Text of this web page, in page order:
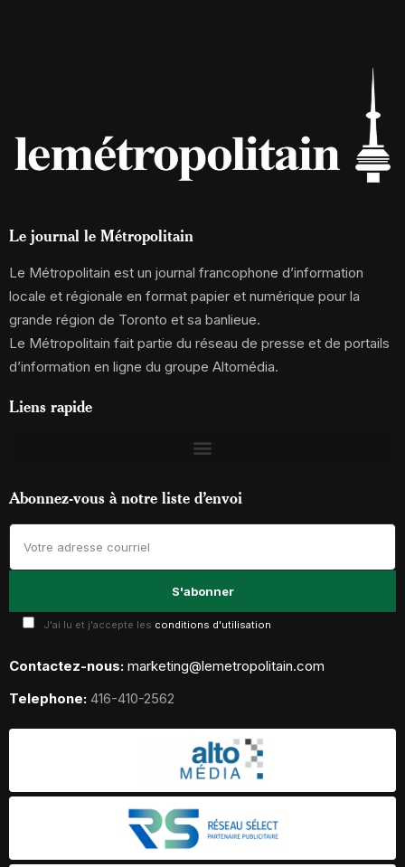
Le journal le Métropolitain
Le Métropolitain est un journal francophone d’information
locale et régionale en format papier et numérique pour la
grande région de Toronto et sa banlieue.
Le Métropolitain fait partie du réseau de presse et de portails
d’information en ligne du groupe Altomédia.
Liens rapide
Abonnez-vous à notre liste d’envoi
J'ai lu et j'accepte les conditions d'utilisation
Contactez-nous: marketing@lemetropolitain.com
Telephone: 416-410-2562